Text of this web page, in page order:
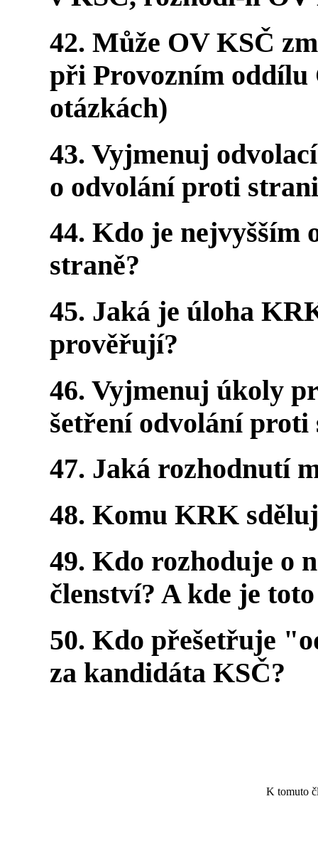
42. Může OV KSČ
při Provozním oddílu
otázkách)
43. Vyjmenuj
o odvolání proti
44. Kdo je nejvyšším
straně?
45. Jaká je úloha
prověřují?
46. Vyjmenuj úkoly
šetření odvolání
47. Jaká rozhodnutí
48. Komu KRK
49. Kdo rozhoduje o
členství? A kde je
50. Kdo přešetřuje
za kandidáta KSČ?
K tomuto